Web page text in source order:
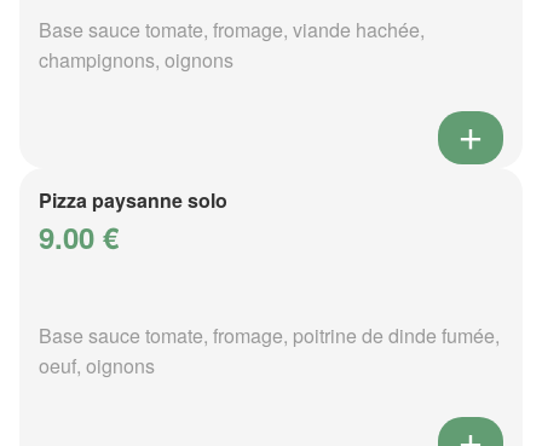
Base sauce tomate, fromage, viande hachée,
champignons, oignons
Pizza paysanne solo
9.00 €
Base sauce tomate, fromage, poitrine de dinde fumée,
oeuf, oignons